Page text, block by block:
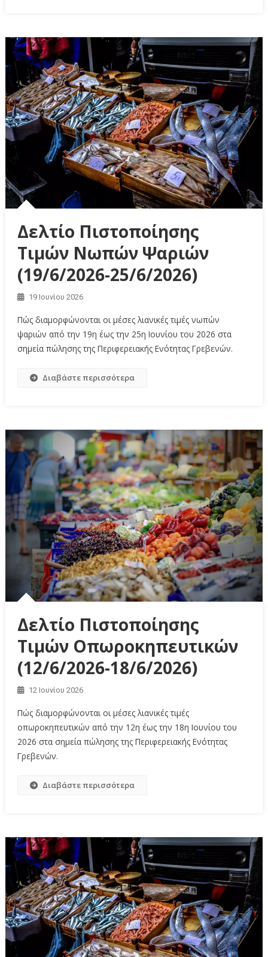
Δελτίο Πιστοποίησης
Τιμών Νωπών Ψαριών
(19/6/2026-25/6/2026)
19 Ιουνίου 2026
Πώς διαμορφώνονται οι μέσες λιανικές τιμές νωπών
ψαριών από την 19η έως την 25η Ιουνίου του 2026 στα
σημεία πώλησης της Περιφερειακής Ενότητας Γρεβενών.
Διαβάστε περισσότερα
Δελτίο Πιστοποίησης
Τιμών Οπωροκηπευτικών
(12/6/2026-18/6/2026)
12 Ιουνίου 2026
Πώς διαμορφώνονται οι μέσες λιανικές τιμές
οπωροκηπευτικών από την 12η έως την 18η Ιουνίου του
2026 στα σημεία πώλησης της Περιφερειακής Ενότητας
Γρεβενών.
Διαβάστε περισσότερα